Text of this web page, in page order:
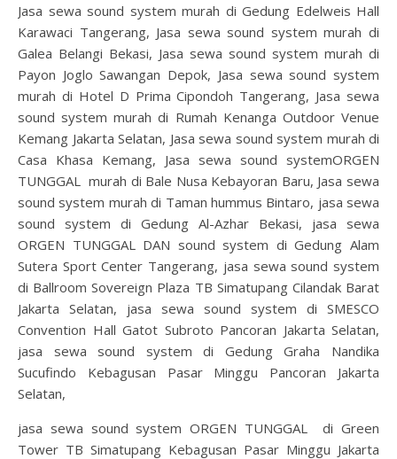
Jasa sewa sound system murah di Gedung Edelweis Hall
Karawaci Tangerang, Jasa sewa sound system murah di
Galea Belangi Bekasi, Jasa sewa sound system murah di
Payon Joglo Sawangan Depok, Jasa sewa sound system
murah di Hotel D Prima Cipondoh Tangerang, Jasa sewa
sound system murah di Rumah Kenanga Outdoor Venue
Kemang Jakarta Selatan, Jasa sewa sound system murah di
Casa Khasa Kemang, Jasa sewa sound systemORGEN
TUNGGAL murah di Bale Nusa Kebayoran Baru, Jasa sewa
sound system murah di Taman hummus Bintaro, jasa sewa
sound system di Gedung Al-Azhar Bekasi, jasa sewa
ORGEN TUNGGAL DAN sound system di Gedung Alam
Sutera Sport Center Tangerang, jasa sewa sound system
di Ballroom Sovereign Plaza TB Simatupang Cilandak Barat
Jakarta Selatan, jasa sewa sound system di SMESCO
Convention Hall Gatot Subroto Pancoran Jakarta Selatan,
jasa sewa sound system di Gedung Graha Nandika
Sucufindo Kebagusan Pasar Minggu Pancoran Jakarta
Selatan,
jasa sewa sound system ORGEN TUNGGAL di Green
Tower TB Simatupang Kebagusan Pasar Minggu Jakarta